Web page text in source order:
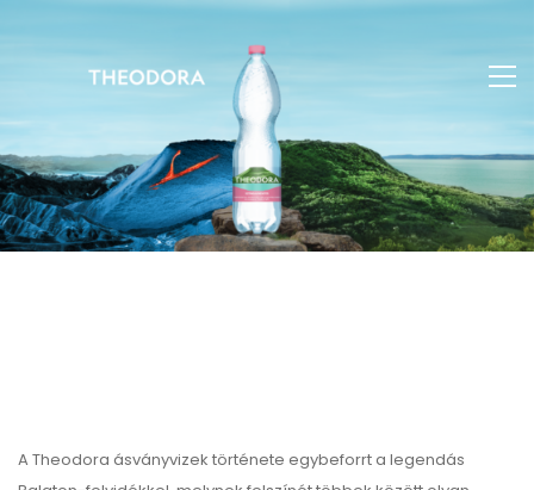
A Theodora ásványvizek története egybeforrt a legendás